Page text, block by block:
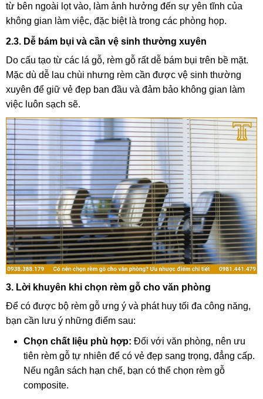
từ bên ngoài lọt vào, làm ảnh hưởng đến sự yên tĩnh của
không gian làm việc, đặc biệt là trong các phòng họp.
2.3. Dễ bám bụi và cần vệ sinh thường xuyên
Do cấu tạo từ các lá gỗ, rèm gỗ rất dễ bám bụi trên bề mặt.
Mặc dù dễ lau chùi nhưng rèm cần được vệ sinh thường
xuyên để giữ vẻ đẹp ban đầu và đảm bảo không gian làm
việc luôn sạch sẽ.
3. Lời khuyên khi chọn rèm gỗ cho văn phòng
Để có được bộ rèm gỗ ưng ý và phát huy tối đa công năng,
bạn cần lưu ý những điểm sau:
Chọn chất liệu phù hợp: Đối với văn phòng, nên ưu
tiên rèm gỗ tự nhiên để có vẻ đẹp sang trọng, đẳng cấp.
Nếu ngân sách hạn chế, bạn có thể chọn rèm gỗ
composite.